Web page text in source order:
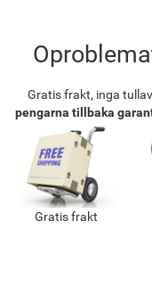
Gratis frakt, inga
pengarna tillbaka
Gratis frakt